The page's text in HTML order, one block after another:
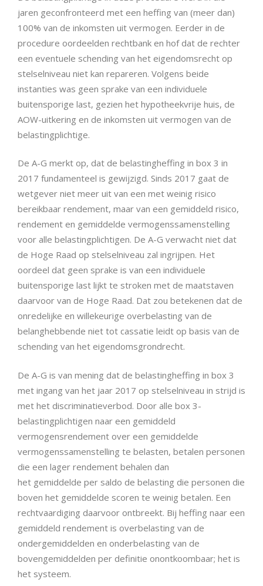
jaren geconfronteerd met een heffing van (meer dan)
100% van de inkomsten uit vermogen. Eerder in de
procedure oordeelden rechtbank en hof dat de rechter
een eventuele schending van het eigendomsrecht op
stelselniveau niet kan repareren. Volgens beide
instanties was geen sprake van een individuele
buitensporige last, gezien het hypotheekvrije huis, de
AOW-uitkering en de inkomsten uit vermogen van de
belastingplichtige.
De A-G merkt op, dat de belastingheffing in box 3 in
2017 fundamenteel is gewijzigd. Sinds 2017 gaat de
wetgever niet meer uit van een met weinig risico
bereikbaar rendement, maar van een gemiddeld risico,
rendement en gemiddelde vermogenssamenstelling
voor alle belastingplichtigen. De A-G verwacht niet dat
de Hoge Raad op stelselniveau zal ingrijpen. Het
oordeel dat geen sprake is van een individuele
buitensporige last lijkt te stroken met de maatstaven
daarvoor van de Hoge Raad. Dat zou betekenen dat de
onredelijke en willekeurige overbelasting van de
belanghebbende niet tot cassatie leidt op basis van de
schending van het eigendomsgrondrecht.
De A-G is van mening dat de belastingheffing in box 3
met ingang van het jaar 2017 op stelselniveau in strijd is
met het discriminatieverbod. Door alle box 3-
belastingplichtigen naar een gemiddeld
vermogensrendement over een gemiddelde
vermogenssamenstelling te belasten, betalen personen
die een lager rendement behalen dan
het gemiddelde per saldo de belasting die personen die
boven het gemiddelde scoren te weinig betalen. Een
rechtvaardiging daarvoor ontbreekt. Bij heffing naar een
gemiddeld rendement is overbelasting van de
ondergemiddelden en onderbelasting van de
bovengemiddelden per definitie onontkoombaar; het is
het systeem.